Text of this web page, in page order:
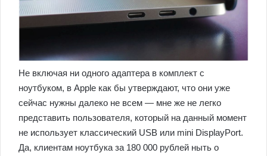
Не включая ни одного адаптера в комплект с
ноутбуком, в Apple как бы утверждают, что они уже
сейчас нужны далеко не всем — мне же не легко
представить пользователя, который на данный момент
не использует классический USB или mini DisplayPort.
Да, клиентам ноутбука за 180 000 рублей ныть о